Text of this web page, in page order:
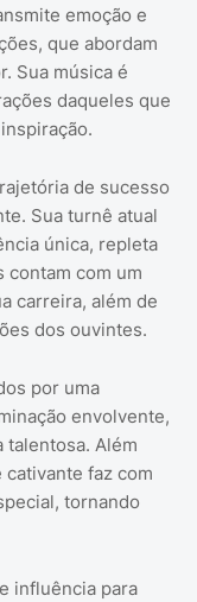
emoção e
que abordam
Sua música é
daqueles que
de sucesso
Sua turnê atual
única, repleta
contam com um
carreira, além de
dos ouvintes.
por uma
envolvente,
talentosa. Além
faz com
tornando
influência para